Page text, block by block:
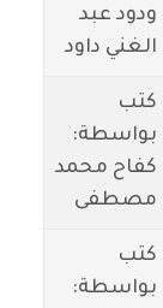
ودود عبد
الغني داود
كتب
بواسطة:
كفاح محمد
مصطفى
كتب
بواسطة: